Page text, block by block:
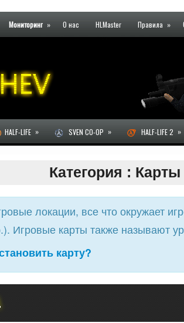
Мониторинг » О нас HLMaster Правила »
HALF-LIFE » SVEN CO-OP » HALF-LIFE 2 »
Категория : Карты
локации, все что окружает
Игровые карты также называют
карту?